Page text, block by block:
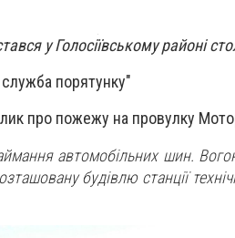
у Голосіївському районі
порятунку"
про пожежу на провулку
автомобільних шин.
будівлю станції